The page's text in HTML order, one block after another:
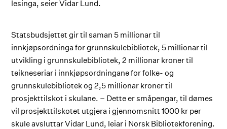
lesinga, seier Vidar Lund.
Statsbudsjettet gir til saman 5 millionar til
innkjøpsordninga for grunnskulebibliotek, 5 millionar til
utvikling i grunnskulebibliotek, 2 millionar kroner til
teikneseriar i innkjøpsordningane for folke- og
grunnskulebibliotek og 2,5 millionar kroner til
prosjekttilskot i skulane. – Dette er småpengar, til dømes
vil prosjekttilskotet utgjera i gjennomsnitt 1000 kr per
skule avsluttar Vidar Lund, leiar i Norsk Bibliotekforening.